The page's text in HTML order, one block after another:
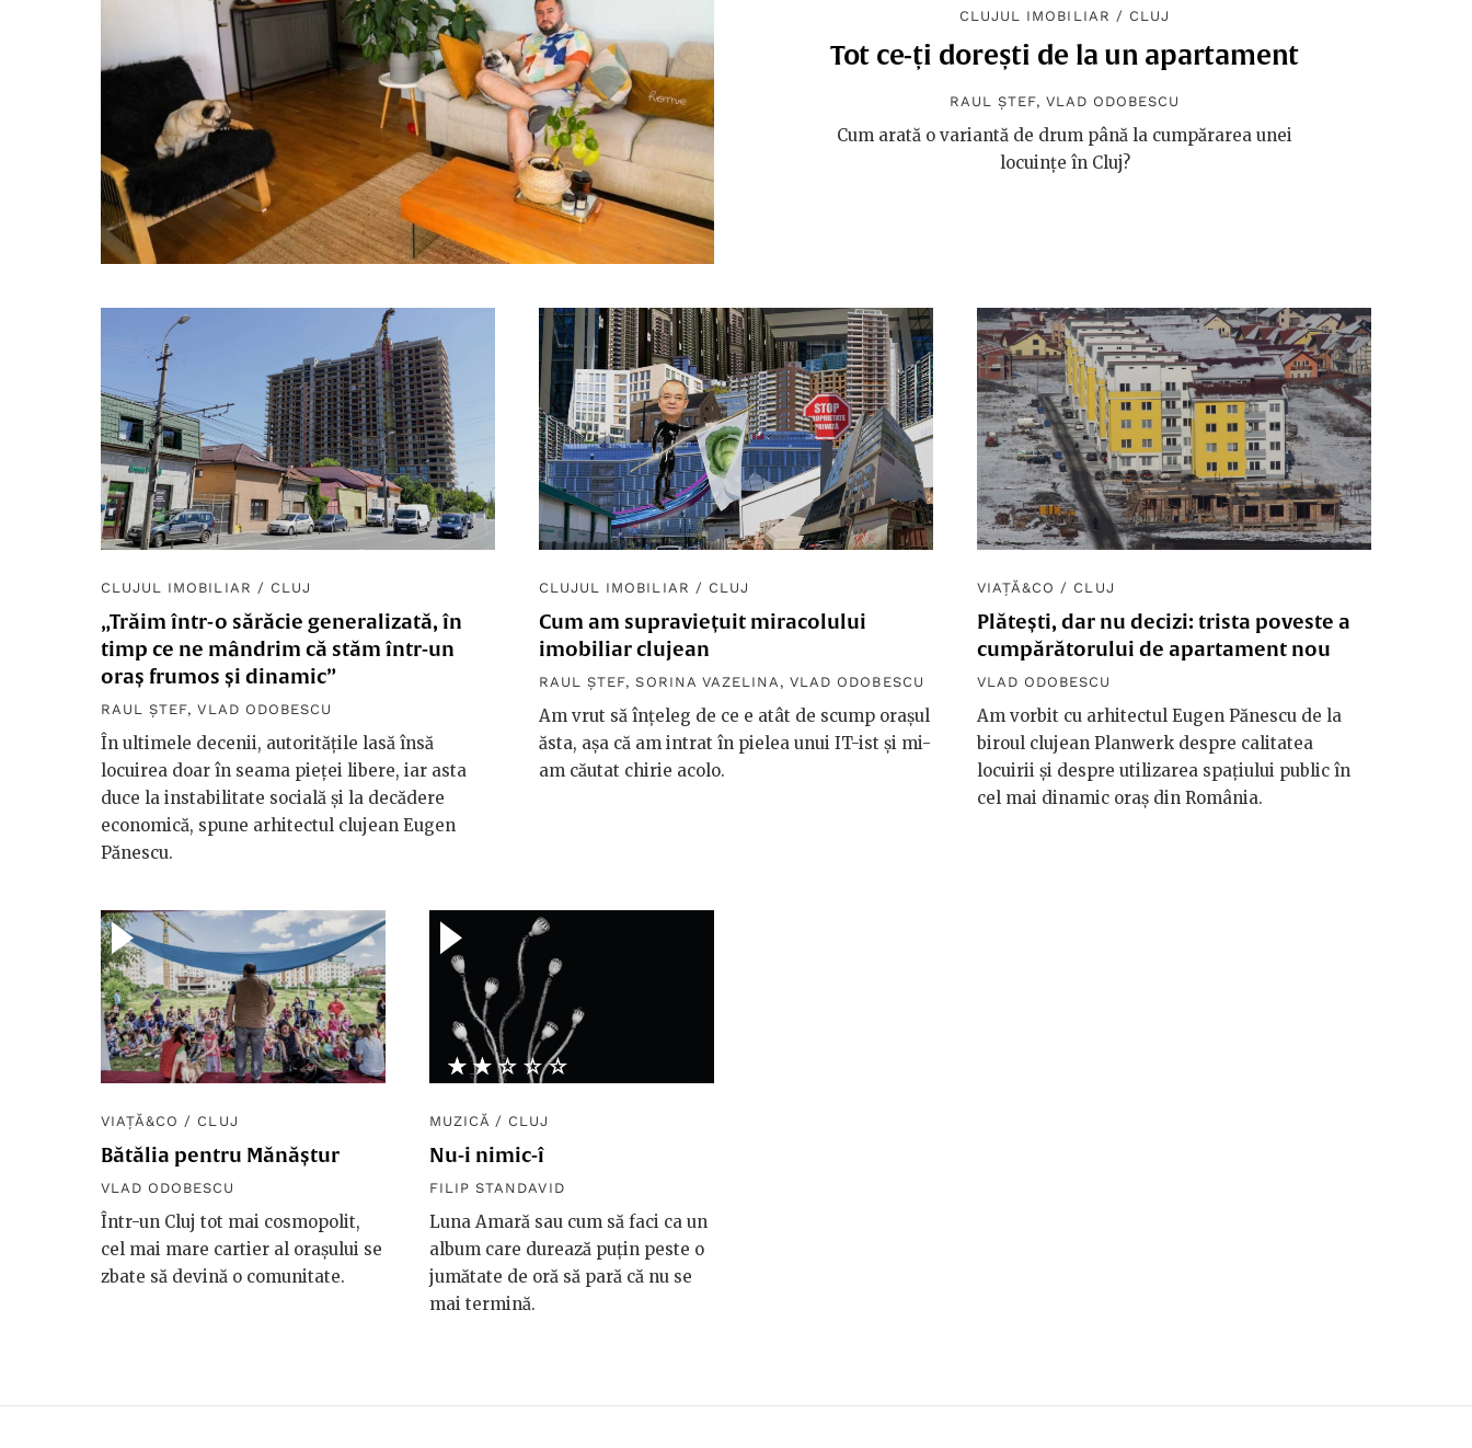
CLUJUL IMOBILIAR / CLUJ
Tot ce-ți dorești de la un apartament
RAUL ȘTEF, VLAD ODOBESCU
Cum arată o variantă de drum până la cumpărarea unei
locuințe în Cluj?
CLUJUL IMOBILIAR / CLUJ
„Trăim într-o sărăcie generalizată, în
timp ce ne mândrim că stăm într-un
oraș frumos și dinamic”
RAUL ȘTEF,VLAD ODOBESCU
În ultimele decenii, autoritățile lasă însă
locuirea doar în seama pieței libere, iar asta
duce la instabilitate socială și la decădere
economică, spune arhitectul clujean Eugen
Pănescu.
CLUJUL IMOBILIAR / CLUJ
Cum am supraviețuit miracolului
imobiliar clujean
RAUL ȘTEF,SORINA VAZELINA ,VLAD ODOBESCU
Am vrut să înțeleg de ce e atât de scump orașul
ăsta, așa că am intrat în pielea unui IT-ist și mi-
am căutat chirie acolo.
VIAȚĂ&CO / CLUJ
Plătești, dar nu decizi: trista poveste a
cumpărătorului de apartament nou
VLAD ODOBESCU
Am vorbit cu arhitectul Eugen Pănescu de la
biroul clujean Planwerk despre calitatea
locuirii și despre utilizarea spațiului public în
cel mai dinamic oraș din România.
VIAȚĂ&CO / CLUJ
Bătălia pentru Mănăștur
VLAD ODOBESCU
Într-un Cluj tot mai cosmopolit,
cel mai mare cartier al orașului se
zbate să devină o comunitate.
★★★★★
☆☆☆☆☆
MUZICĂ / CLUJ
Nu-i nimic-î
FILIP STANDAVID
Luna Amară sau cum să faci ca un
album care durează puțin peste o
jumătate de oră să pară că nu se
mai termină.